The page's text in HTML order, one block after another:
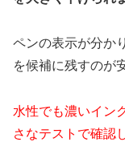
ペンの表示が分か
を候補に残すのが
水性でも濃いイン
さなテストで確認